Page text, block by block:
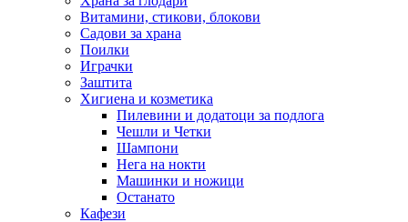
Витамини, стикови, блокови
Садови за храна
Поилки
Играчки
Заштита
Хигиена и козметика
Пилевини и додатоци за подлога
Чешли и Четки
Шампони
Нега на нокти
Машинки и ножици
Останато
Кафези